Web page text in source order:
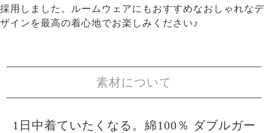
採用しました。ルームウェアにもおすすめなおしゃれなデ
ザインを最高の着心地でお楽しみください♪
素材について
1日中着ていたくなる。綿100％ ダブルガー